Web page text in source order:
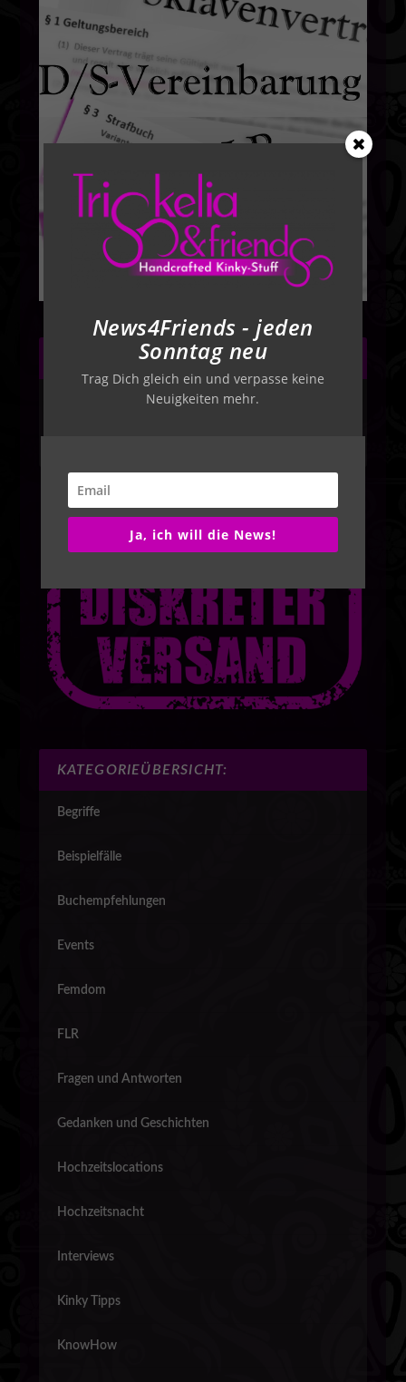
NEWSLETTER
Aktuelle Themen - Kostenlose Downloads -
KATEGORIEÜBERSICHT:
Begriffe
Beispielfälle
Buchempfehlungen
Events
Femdom
FLR
Fragen und Antworten
Gedanken und Geschichten
Hochzeitslocations
Hochzeitsnacht
Interviews
Kinky Tipps
KnowHow
News4Friends - jeden
Sonntag neu
Trag Dich gleich ein und verpasse keine
Neuigkeiten mehr.
Ja, ich will die News!